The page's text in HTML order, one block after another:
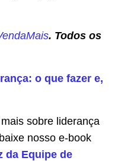
. Todos os
o que fazer e,
sobre liderança
nosso e-book
da Equipe de